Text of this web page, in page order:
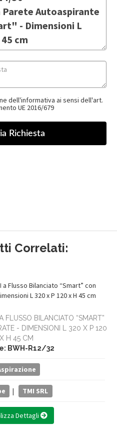
dell'informativa ai sensi dell'art.
UE 2016/679
Correlati:
FLUSSO BILANCIATO “SMART”
- DIMENSIONI L 320 X P 120
X H 45 CM
BWH-R12/32
| TMI SRL
Dettagli